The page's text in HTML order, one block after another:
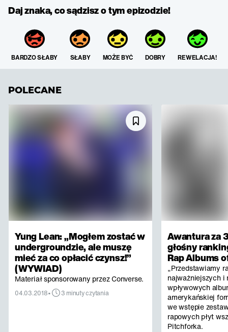
Daj znaka, co sądzisz o tym epizodzie!
BARDZO SŁABY SŁABY MOŻE BYĆ DOBRY REWELACJA!
POLECANE
Yung Lean: „Mogłem zostać w
undergroundzie, ale muszę
mieć za co opłacić czynsz!”
(WYWIAD)
Materiał sponsorowany przez Converse.
04.03.2018• 3 minuty czytania
Awantura za
głośny
Rap Albums
„Przedstawiamy
najważniejszych i
wpływowych
amerykańskiej
we wstępie
rapowych płyt
Pitchforka.